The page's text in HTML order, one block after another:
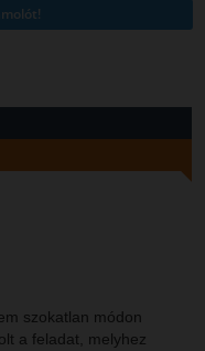
szokatlan módon
a feladat, melyhez